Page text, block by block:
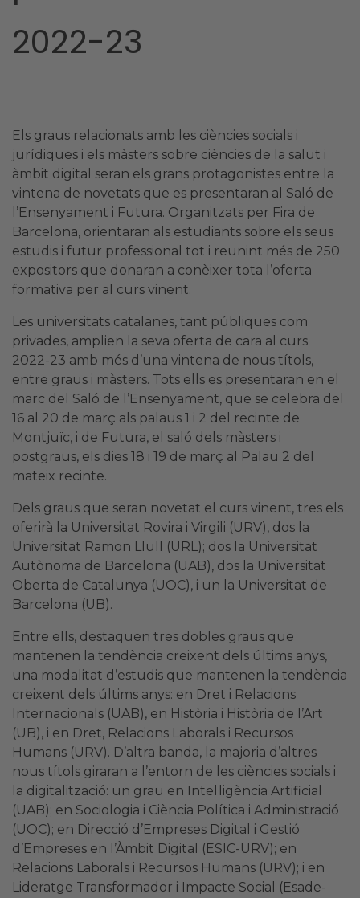
2022-23
Els graus relacionats amb les ciències socials i
jurídiques i els màsters sobre ciències de la salut i
àmbit digital seran els grans protagonistes entre la
vintena de novetats que es presentaran al Saló de
l’Ensenyament i Futura. Organitzats per Fira de
Barcelona, orientaran als estudiants sobre els seus
estudis i futur professional tot i reunint més de 250
expositors que donaran a conèixer tota l’oferta
formativa per al curs vinent.
Les universitats catalanes, tant públiques com
privades, amplien la seva oferta de cara al curs
2022-23 amb més d’una vintena de nous títols,
entre graus i màsters. Tots ells es presentaran en el
marc del Saló de l’Ensenyament, que se celebra del
16 al 20 de març als palaus 1 i 2 del recinte de
Montjuïc, i de Futura, el saló dels màsters i
postgraus, els dies 18 i 19 de març al Palau 2 del
mateix recinte.
Dels graus que seran novetat el curs vinent, tres els
oferirà la Universitat Rovira i Virgili (URV), dos la
Universitat Ramon Llull (URL); dos la Universitat
Autònoma de Barcelona (UAB), dos la Universitat
Oberta de Catalunya (UOC), i un la Universitat de
Barcelona (UB).
Entre ells, destaquen tres dobles graus que
mantenen la tendència creixent dels últims anys,
una modalitat d’estudis que mantenen la tendència
creixent dels últims anys: en Dret i Relacions
Internacionals (UAB), en Història i Història de l’Art
(UB), i en Dret, Relacions Laborals i Recursos
Humans (URV). D’altra banda, la majoria d’altres
nous títols giraran a l’entorn de les ciències socials i
la digitalització: un grau en Intel·ligència Artificial
(UAB); en Sociologia i Ciència Política i Administració
(UOC); en Direcció d’Empreses Digital i Gestió
d’Empreses en l’Àmbit Digital (ESIC-URV); en
Relacions Laborals i Recursos Humans (URV); i en
Lideratge Transformador i Impacte Social (Esade-